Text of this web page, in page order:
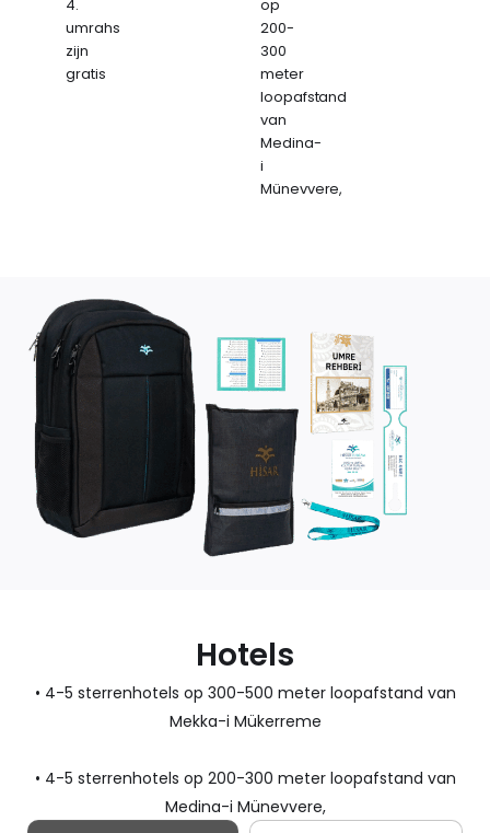
4.
umrahs
zijn
gratis
op
200-
300
meter
loopafstand
van
Medina-
i
Münevvere,
Hotels
• 4-5 sterrenhotels op 300-500 meter loopafstand van
Mekka-i Mükerreme
• 4-5 sterrenhotels op 200-300 meter loopafstand van
Medina-i Münevvere,